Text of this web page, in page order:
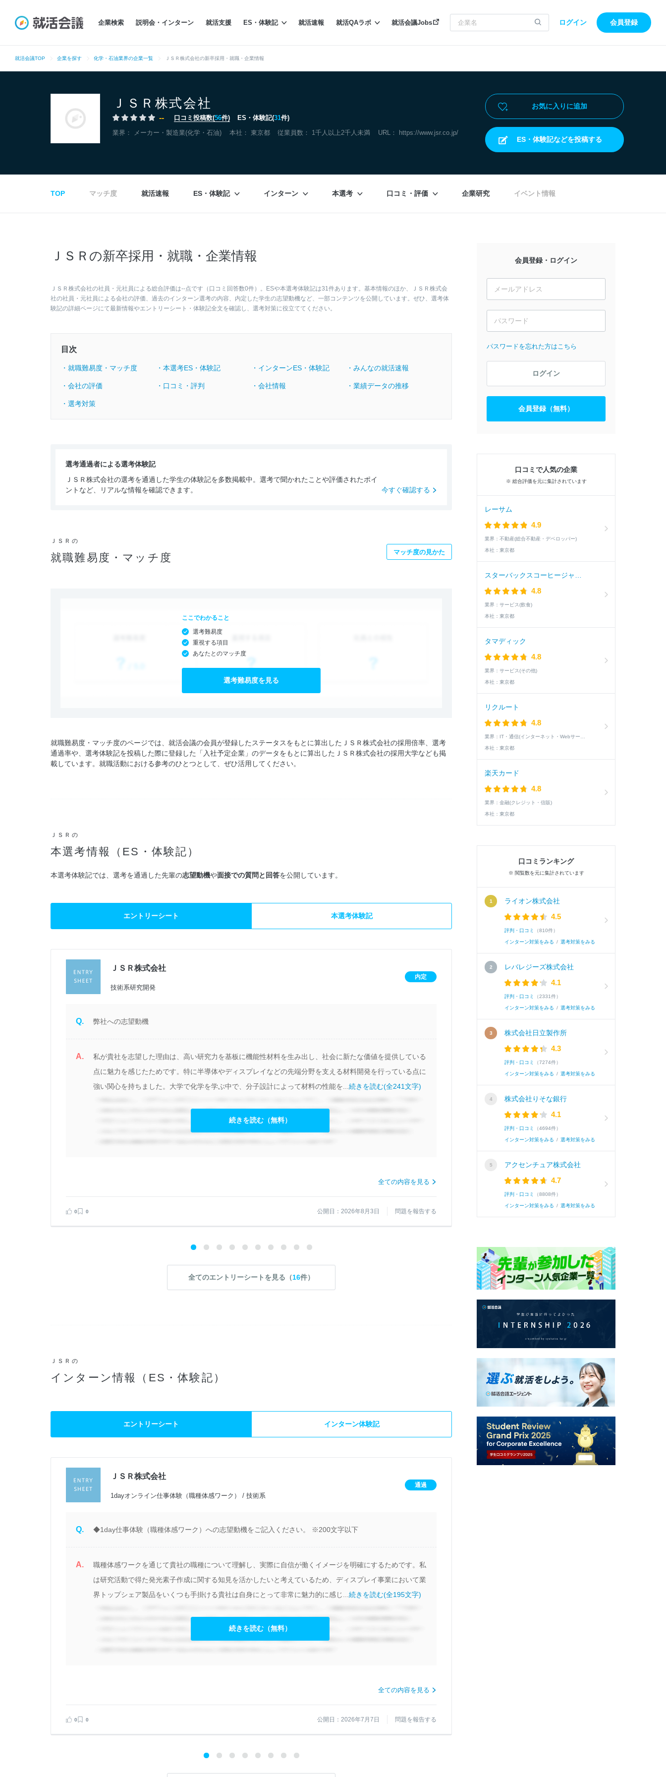
企業検索 説明会・インターン 就活支援 ES・体験記 就活速報 就活QAラボ 就活会議Jobs ログイン 会員登録
就活会議TOP 企業を探す 化学・石油業界の企業一覧 ＪＳＲ株式会社の新卒採用・就職・企業情報
ＪＳＲ株式会社
-- 口コミ投稿数(56件) ES・体験記(31件)
業界： メーカー・製造業(化学・石油) 本社： 東京都 従業員数： 1千人以上2千人未満 URL： https://www.jsr.co.jp/
お気に入りに追加
ES・体験記などを投稿する
TOP マッチ度 就活速報 ES・体験記 インターン 本選考 口コミ・評価 企業研究 イベント情報
ＪＳＲの新卒採用・就職・企業情報
ＪＳＲ株式会社の社員・元社員による総合評価は--点です（口コミ回答数0件）。ESや本選考体験記は31件あります。基本情報のほか、ＪＳＲ株式会
社の社員・元社員による会社の評価、過去のインターン選考の内容、内定した学生の志望動機など、一部コンテンツを公開しています。ぜひ、選考体
験記の詳細ページにて最新情報やエントリーシート・体験記全文を確認し、選考対策に役立ててください。
目次
・就職難易度・マッチ度 ・本選考ES・体験記 ・インターンES・体験記 ・みんなの就活速報
・会社の評価 ・口コミ・評判 ・会社情報 ・業績データの推移
・選考対策
選考通過者による選考体験記
ＪＳＲ株式会社の選考を通過した学生の体験記を多数掲載中。選考で聞かれたことや評価されたポイ
ントなど、リアルな情報を確認できます。
今すぐ確認する
ＪＳＲの
就職難易度・マッチ度 マッチ度の見かた
ここでわかること
選考難易度
重視する項目
あなたとのマッチ度
選考難易度を見る
就職難易度・マッチ度のページでは、就活会議の会員が登録したステータスをもとに算出したＪＳＲ株式会社の採用倍率、選考
通過率や、選考体験記を投稿した際に登録した「入社予定企業」のデータをもとに算出したＪＳＲ株式会社の採用大学なども掲
載しています。就職活動における参考のひとつとして、ぜひ活用してください。
ＪＳＲの
本選考情報（ES・体験記）
本選考体験記では、選考を通過した先輩の志望動機や面接での質問と回答を公開しています。
エントリーシート 本選考体験記
ＪＳＲ株式会社
技術系研究開発
内定
Q. 弊社への志望動機
A.
私が貴社を志望した理由は、高い研究力を基板に機能性材料を生み出し、社会に新たな価値を提供している
点に魅力を感じたためです。特に半導体やディスプレイなどの先端分野を支える材料開発を行っている点に
強い関心を持ちました。大学で化学を学ぶ中で、分子設計によって材料の性能を... 続きを読む(全241文字)
続きを読む（無料）
全ての内容を見る
0 0 公開日：2026年8月3日 問題を報告する
ＪＳＲ株式会社
事務系
Q. 自身の専門性や研究テーマを社会でどのように
〇〇ゼミにおける「〇〇」というテーマで培
立案において、リスクを最小化しリターンを最
では、実際の企業の事例を基に、他社で同事例
全てのエントリーシートを見る（16件）
ＪＳＲの
インターン情報（ES・体験記）
エントリーシート インターン体験記
ＪＳＲ株式会社
1dayオンライン仕事体験（職種体感ワーク） / 技術系
通過
Q. ◆1day仕事体験（職種体感ワーク）への志望動機をご記入ください。 ※200文字以下
A.
職種体感ワークを通じて貴社の職種について理解し、実際に自信が働くイメージを明確にするためです。私
は研究活動で得た発光素子作成に関する知見を活かしたいと考えているため、ディスプレイ事業において業
界トップシェア製品をいくつも手掛ける貴社は自身にとって非常に魅力的に感じ... 続きを読む(全195文字)
続きを読む（無料）
全ての内容を見る
0 0 公開日：2026年7月7日 問題を報告する
会員登録・ログイン
パスワードを忘れた方はこちら
ログイン
会員登録（無料）
口コミで人気の企業
※ 総合評価を元に集計されています
レーサム
4.9
業界： 不動産(総合不動産・デベロッパー)
本社： 東京都
4.8
業界： サービス(飲食)
本社： 東京都
タマディック
4.8
業界： サービス(その他)
本社： 東京都
リクルート
4.8
業界：
本社： 東京都
楽天カード
4.8
業界： 金融(クレジット・信販)
本社： 東京都
口コミランキング
※ 閲覧数を元に集計されています
ライオン株式会社
4.5
評判・口コミ （810件）
インターン対策をみる / 選考対策をみる
レバレジーズ株式会社
4.1
評判・口コミ （2331件）
インターン対策をみる / 選考対策をみる
株式会社日立製作所
4.3
評判・口コミ （7274件）
インターン対策をみる / 選考対策をみる
株式会社りそな銀行
4.1
評判・口コミ （4694件）
インターン対策をみる / 選考対策をみる
アクセンチュア株式会社
4.7
評判・口コミ （8808件）
インターン対策をみる / 選考対策をみる